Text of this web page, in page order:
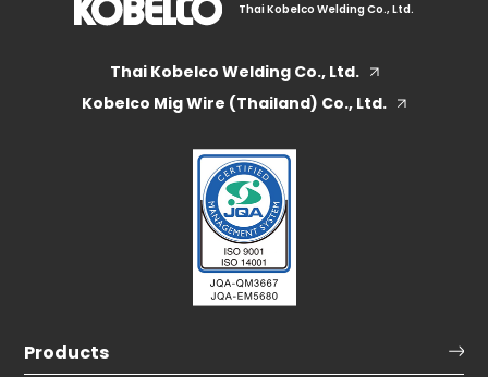
Thai Kobelco Welding Co., Ltd.
Thai Kobelco Welding Co., Ltd.
Kobelco Mig Wire (Thailand) Co., Ltd.
Products